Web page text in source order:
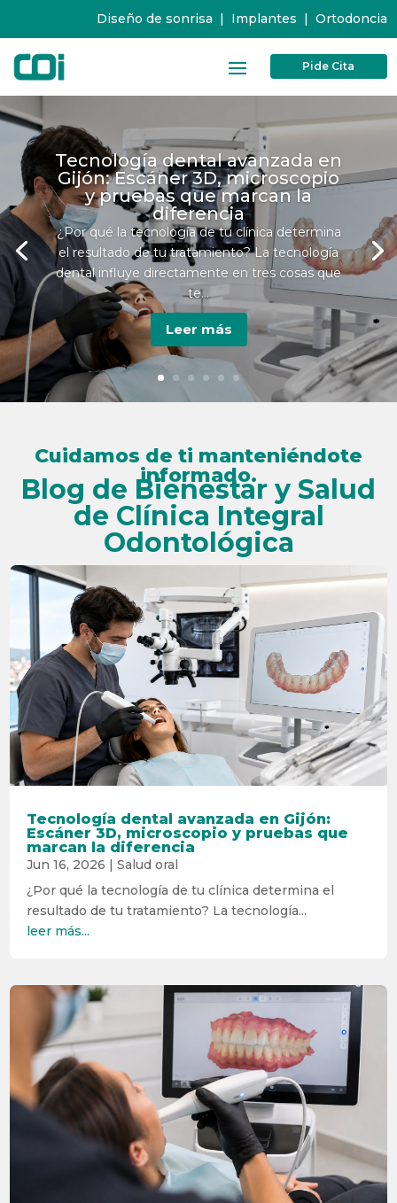
Diseño de sonrisa | Implantes | Ortodoncia
Pide Cita
Tecnología dental avanzada en
Gijón: Escáner 3D, microscopio
y pruebas que marcan la
diferencia
¿Por qué la tecnología de tu clínica determina
el resultado de tu tratamiento? La tecnología
dental influye directamente en tres cosas que
te...
Leer más
Cuidamos de ti manteniéndote
informado.
Blog de Bienestar y Salud
de Clínica Integral
Odontológica
Tecnología dental avanzada en Gijón:
Escáner 3D, microscopio y pruebas que
marcan la diferencia
Jun 16, 2026 |Salud oral
¿Por qué la tecnología de tu clínica determina el
resultado de tu tratamiento? La tecnología...
leer más...